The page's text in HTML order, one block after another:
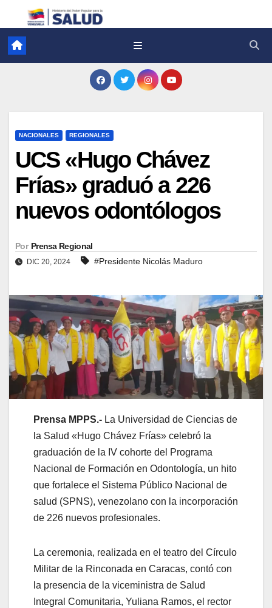
NACIONALES REGIONALES
UCS «Hugo Chávez
Frías» graduó a 226
nuevos odontólogos
Por Prensa Regional
DIC 20, 2024 #Presidente Nicolás Maduro
Prensa MPPS.- La Universidad de Ciencias de
la Salud «Hugo Chávez Frías» celebró la
graduación de la IV cohorte del Programa
Nacional de Formación en Odontología, un hito
que fortalece el Sistema Público Nacional de
salud (SPNS), venezolano con la incorporación
de 226 nuevos profesionales.
La ceremonia, realizada en el teatro del Círculo
Militar de la Rinconada en Caracas, contó con
la presencia de la viceministra de Salud
Integral Comunitaria, Yuliana Ramos, el rector